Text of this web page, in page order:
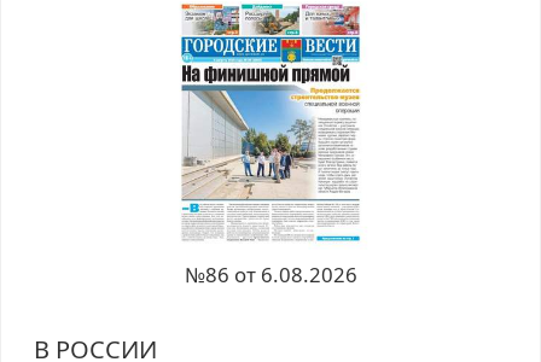
№86 от 6.08.2026
В РОССИИ